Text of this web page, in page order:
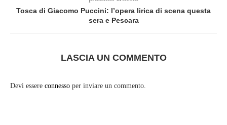
Tosca di Giacomo Puccini: l’opera lirica di scena questa
sera e Pescara
LASCIA UN COMMENTO
Devi essere connesso per inviare un commento.